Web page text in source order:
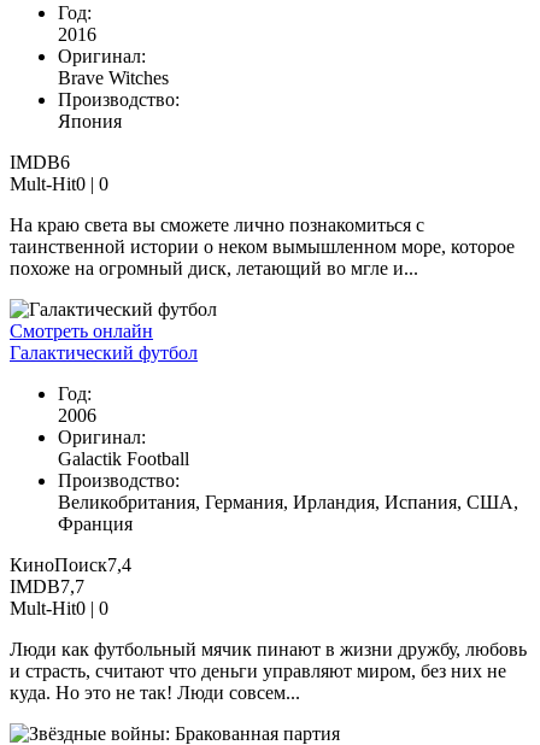
Год:
2016
Оригинал:
Brave Witches
Производство:
Япония
IMDB6
Mult-Hit0 | 0
На краю света вы сможете лично познакомиться с
таинственной истории о неком вымышленном море, которое
похоже на огромный диск, летающий во мгле и...
Смотреть онлайн
Галактический футбол
Год:
2006
Оригинал:
Galactik Football
Производство:
Великобритания, Германия, Ирландия, Испания, США,
Франция
КиноПоиск7,4
IMDB7,7
Mult-Hit0 | 0
Люди как футбольный мячик пинают в жизни дружбу, любовь
и страсть, считают что деньги управляют миром, без них не
куда. Но это не так! Люди совсем...